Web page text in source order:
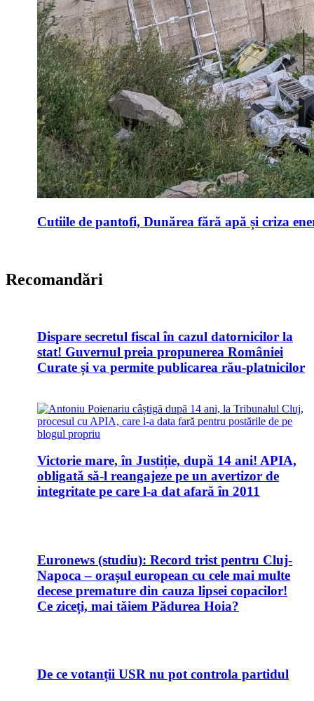
Cutiile de pantofi, Dunărea fără apă și criza
Recomandări
Dispare secretul fiscal în cazul datornicilor la
stat! Guvernul preia propunerea României
Curate și va permite publicarea rău-platnicilor
Victorie mare, în Justiție, după 14 ani! APIA,
obligată să-l reangajeze pe un avertizor de
integritate pe care l-a dat afară în 2011
Euronews (studiu): Record trist pentru Cluj-
Napoca – orașul european cu cele mai multe
decese premature din cauza lipsei copacilor!
Ce ziceți, mai tăiem Pădurea Hoia?
De ce votanții USR nu pot controla partidul